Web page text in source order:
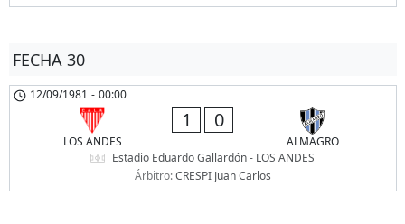
FECHA 30
12/09/1981 - 00:00
LOS ANDES
1 0
ALMAGRO
Estadio Eduardo Gallardón - LOS ANDES
Árbitro:CRESPI Juan Carlos